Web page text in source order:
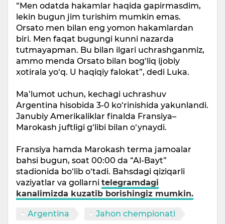
“Men odatda hakamlar haqida gapirmasdim,
lekin bugun jim turishim mumkin emas.
Orsato men bilan eng yomon hakamlardan
biri. Men faqat bugungi kunni nazarda
tutmayapman. Bu bilan ilgari uchrashganmiz,
ammo menda Orsato bilan bog‘liq ijobiy
xotirala yo‘q. U haqiqiy falokat”, dedi Luka.
Ma’lumot uchun, kechagi uchrashuv
Argentina hisobida 3-0 ko‘rinishida yakunlandi.
Janubiy Amerikaliklar finalda Fransiya–
Marokash juftligi g‘libi bilan o‘ynaydi.
Fransiya hamda Marokash terma jamoalar
bahsi bugun, soat 00:00 da “Al-Bayt”
stadionida bo‘lib o‘tadi. Bahsdagi qiziqarli
vaziyatlar va gollarni telegramdagi
kanalimizda kuzatib borishingiz mumkin.
Argentina
Jahon chempionati